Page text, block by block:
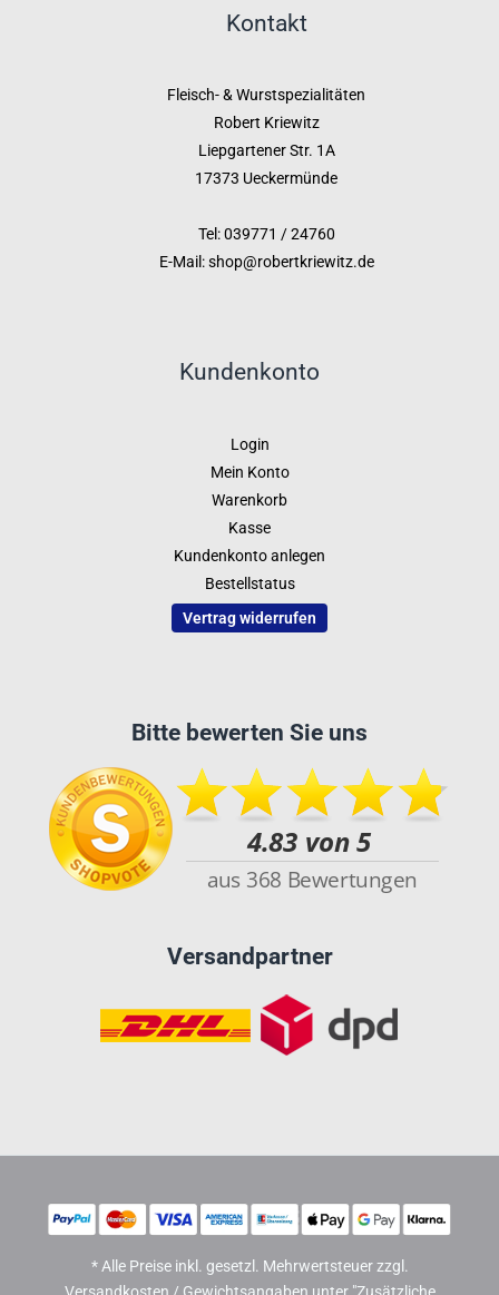
Kontakt
Fleisch- & Wurstspezialitäten
Robert Kriewitz
Liepgartener Str. 1A
17373 Ueckermünde
Tel: 039771 / 24760
E-Mail: shop@robertkriewitz.de
Kundenkonto
Login
Mein Konto
Warenkorb
Kasse
Kundenkonto anlegen
Bestellstatus
Vertrag widerrufen
Bitte bewerten Sie uns
Versandpartner
* Alle Preise inkl. gesetzl. Mehrwertsteuer zzgl.